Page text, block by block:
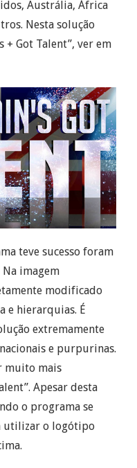
Austrália, África
Nesta solução
+ Got Talent”, ver em
teve sucesso foram
Na imagem
modificado
e hierarquias. É
extremamente
e purpurinas.
muito mais
Apesar desta
o programa se
utilizar o logótipo